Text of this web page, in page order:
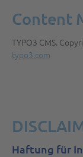
Content
TYPO3 CMS.
typo3.com
Haftung für